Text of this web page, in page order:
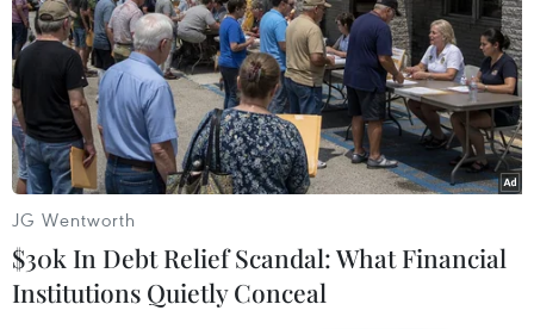
(TTXVN/Vietnam+)
JG Wentworth
$30k In Debt Relief Scandal: What Financial
Institutions Quietly Conceal